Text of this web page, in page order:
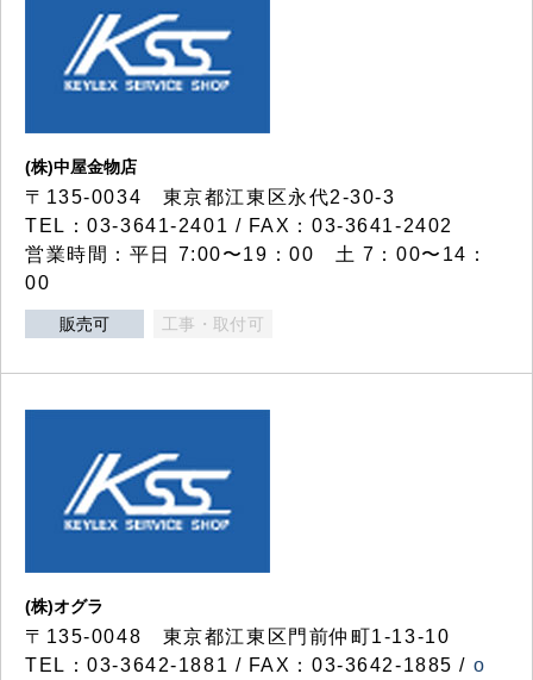
(株)中屋金物店
〒135-0034 東京都江東区永代2-30-3
TEL：03-3641-2401 / FAX：03-3641-2402
営業時間：平日 7:00〜19：00 土 7：00〜14：
00
販売可 工事・取付可
(株)オグラ
〒135-0048 東京都江東区門前仲町1-13-10
TEL：03-3642-1881 / FAX：03-3642-1885 / o